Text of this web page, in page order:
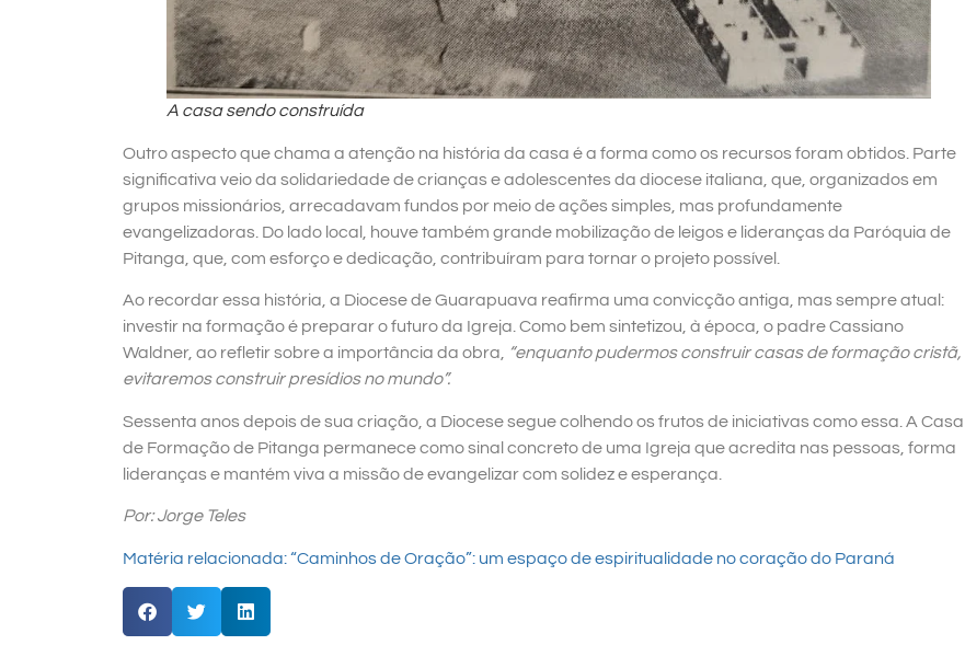
A casa sendo construída
Outro aspecto que chama a atenção na história da casa é a forma como os recursos foram obtidos. Parte
significativa veio da solidariedade de crianças e adolescentes da diocese italiana, que, organizados em
grupos missionários, arrecadavam fundos por meio de ações simples, mas profundamente
evangelizadoras. Do lado local, houve também grande mobilização de leigos e lideranças da Paróquia de
Pitanga, que, com esforço e dedicação, contribuíram para tornar o projeto possível.
Ao recordar essa história, a Diocese de Guarapuava reafirma uma convicção antiga, mas sempre atual:
investir na formação é preparar o futuro da Igreja. Como bem sintetizou, à época, o padre Cassiano
Waldner, ao refletir sobre a importância da obra, “enquanto pudermos construir casas de formação cristã,
evitaremos construir presídios no mundo”.
Sessenta anos depois de sua criação, a Diocese segue colhendo os frutos de iniciativas como essa. A Casa
de Formação de Pitanga permanece como sinal concreto de uma Igreja que acredita nas pessoas, forma
lideranças e mantém viva a missão de evangelizar com solidez e esperança.
Por: Jorge Teles
Matéria relacionada: “Caminhos de Oração”: um espaço de espiritualidade no coração do Paraná